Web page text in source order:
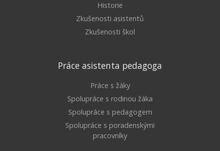
Historie
Zkušenosti asistentů
Zkušenosti škol
Práce asistenta pedagoga
Práce s žáky
Spolupráce s rodinou žáka
Spolupráce s pedagogem
Spolupráce s poradenskými
pracovníky